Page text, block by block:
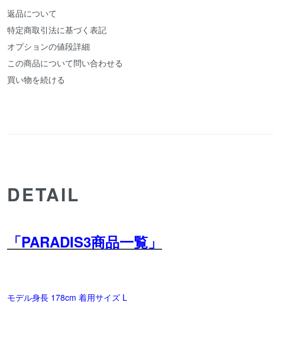
返品について
特定商取引法に基づく表記
オプションの値段詳細
この商品について問い合わせる
買い物を続ける
DETAIL
「PARADIS3商品一覧」
モデル身長 178cm 着用サイズ L